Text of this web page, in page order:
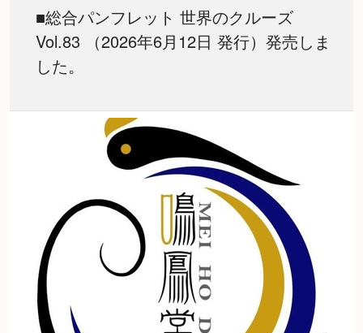
■総合パンフレット 世界のクルーズ
Vol.83 （2026年6月12日 発行）発売しま
した。